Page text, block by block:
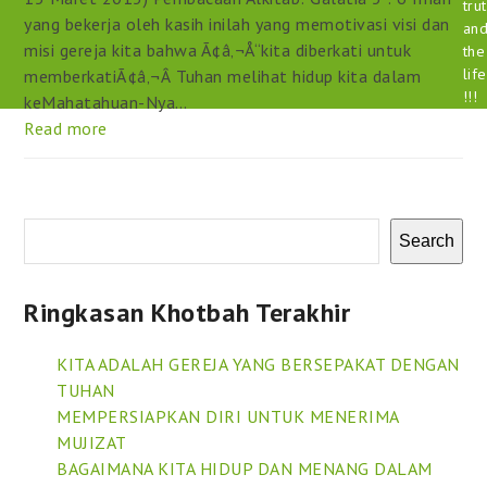
yang bekerja oleh kasih inilah yang memotivasi visi dan
misi gereja kita bahwa Ã¢â‚¬Å“kita diberkati untuk
memberkatiÃ¢â‚¬Â Tuhan melihat hidup kita dalam
keMahatahuan-Nya…
Read more
Search
Ringkasan Khotbah Terakhir
KITA ADALAH GEREJA YANG BERSEPAKAT DENGAN
TUHAN
MEMPERSIAPKAN DIRI UNTUK MENERIMA
MUJIZAT
BAGAIMANA KITA HIDUP DAN MENANG DALAM
the
life
!!!